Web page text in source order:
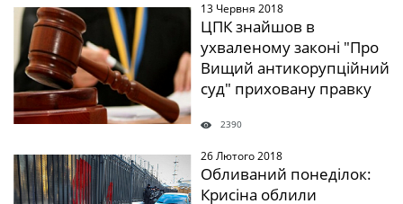
" /> 13 Червня 2018
ЦПК знайшов в
ухваленому законі "Про
Вищий антикорупційний
суд" приховану правку
2390
" /> 26 Лютого 2018
Обливаний понеділок:
Крисіна облили